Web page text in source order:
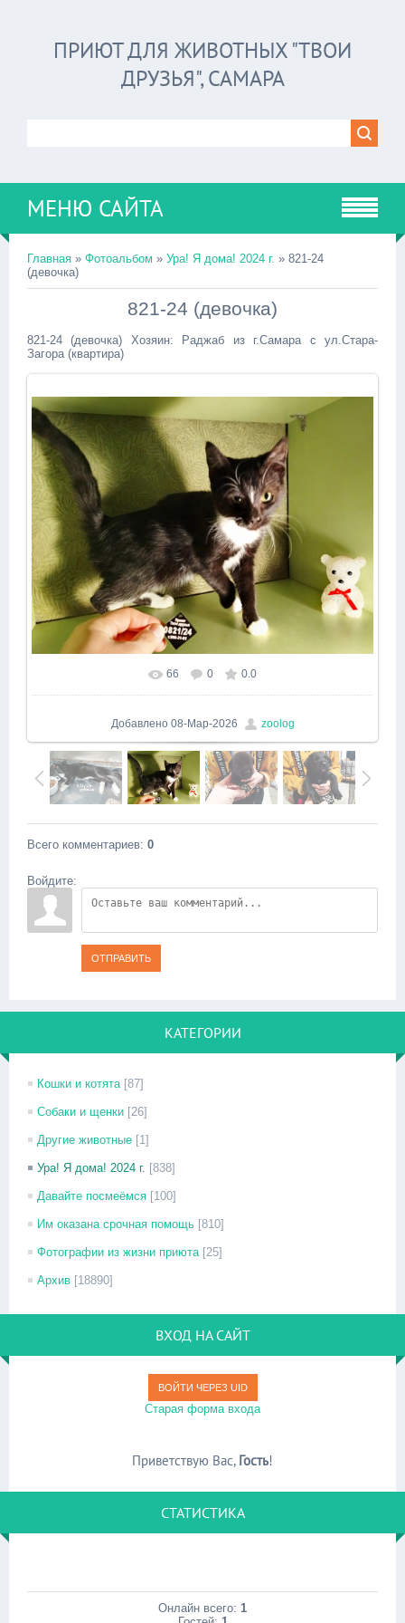
ПРИЮТ ДЛЯ ЖИВОТНЫХ "ТВОИ
ДРУЗЬЯ", САМАРА
МЕНЮ САЙТА
Главная » Фотоальбом » Ура! Я дома! 2024 г. » 821-24
(девочка)
821-24 (девочка)
821-24 (девочка) Хозяин: Раджаб из г.Самара с ул.Стара-
Загора (квартира)
66 0 0.0
Добавлено 08-Мар-2026 zoolog
Всего комментариев: 0
Войдите:
ОТПРАВИТЬ
КАТЕГОРИИ
Кошки и котята [87]
Собаки и щенки [26]
Другие животные [1]
Ура! Я дома! 2024 г. [838]
Давайте посмеёмся [100]
Им оказана срочная помощь [810]
Фотографии из жизни приюта [25]
Архив [18890]
ВХОД НА САЙТ
ВОЙТИ ЧЕРЕЗ UID
Старая форма входа
Приветствую Вас, Гость!
СТАТИСТИКА
Онлайн всего: 1